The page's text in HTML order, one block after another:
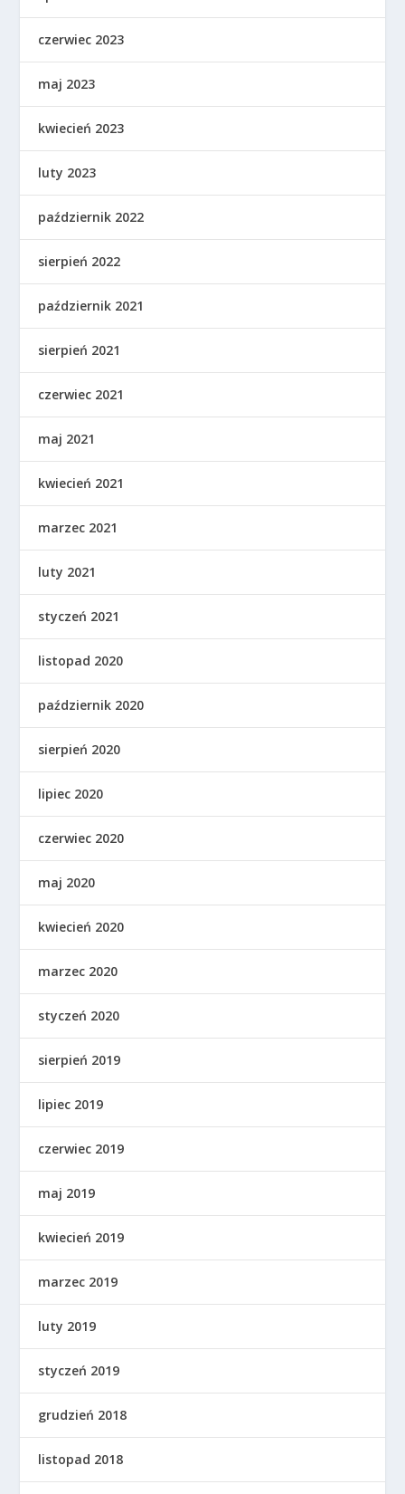
czerwiec 2023
maj 2023
kwiecień 2023
luty 2023
październik 2022
sierpień 2022
październik 2021
sierpień 2021
czerwiec 2021
maj 2021
kwiecień 2021
marzec 2021
luty 2021
styczeń 2021
listopad 2020
październik 2020
sierpień 2020
lipiec 2020
czerwiec 2020
maj 2020
kwiecień 2020
marzec 2020
styczeń 2020
sierpień 2019
lipiec 2019
czerwiec 2019
maj 2019
kwiecień 2019
marzec 2019
luty 2019
styczeń 2019
grudzień 2018
listopad 2018